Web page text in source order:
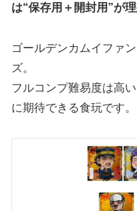
は“保存用＋開封用”が理
ゴールデンカムイファ
ズ。
フルコンプ難易度は高
に期待できる食玩です。